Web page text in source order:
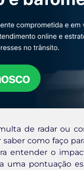
de radar ou
saber como faço
entender o
uma pontuação